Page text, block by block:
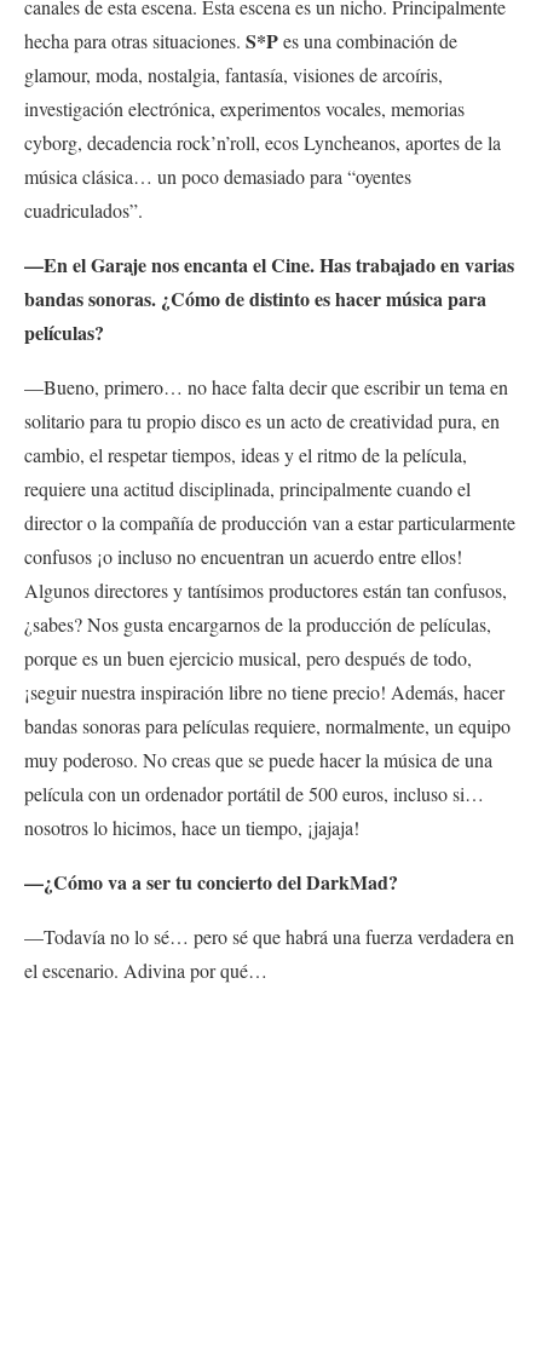
canales de esta escena. Esta escena es un nicho. Principalmente
hecha para otras situaciones. S*Pes una combinación de
glamour, moda, nostalgia, fantasía, visiones de arcoíris,
investigación electrónica, experimentos vocales, memorias
cyborg, decadencia rock’n’roll, ecos Lyncheanos, aportes de la
música clásica… un poco demasiado para “oyentes
cuadriculados”.
—En el Garaje nos encanta el Cine. Has trabajado en varias
bandas sonoras. ¿Cómo de distinto es hacer música para
películas?
—Bueno, primero… no hace falta decir que escribir un tema en
solitario para tu propio disco es un acto de creatividad pura, en
cambio, el respetar tiempos, ideas y el ritmo de la película,
requiere una actitud disciplinada, principalmente cuando el
director o la compañía de producción van a estar particularmente
confusos ¡o incluso no encuentran un acuerdo entre ellos!
Algunos directores y tantísimos productores están tan confusos,
¿sabes? Nos gusta encargarnos de la producción de películas,
porque es un buen ejercicio musical, pero después de todo,
¡seguir nuestra inspiración libre no tiene precio! Además, hacer
bandas sonoras para películas requiere, normalmente, un equipo
muy poderoso. No creas que se puede hacer la música de una
película con un ordenador portátil de 500 euros, incluso si…
nosotros lo hicimos, hace un tiempo, ¡jajaja!
—¿Cómo va a ser tu concierto del DarkMad?
—Todavía no lo sé… pero sé que habrá una fuerza verdadera en
el escenario. Adivina por qué…